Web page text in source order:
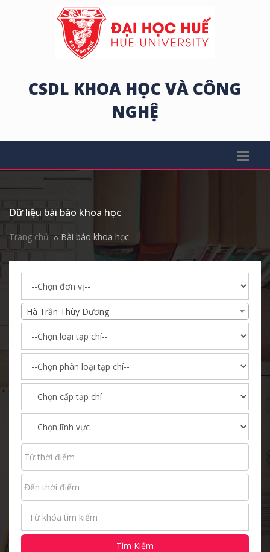
CSDL KHOA HỌC VÀ CÔNG
NGHỆ
Dữ liệu bài báo khoa học
Trang chủ Bài báo khoa học
Hà Trần Thùy Dương
Tìm Kiếm